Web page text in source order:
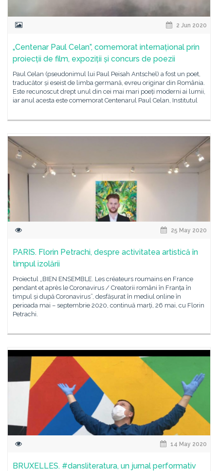
2 Jun 2020
„Centenar Paul Celan”, comemorat internațional prin
proiecții de film, expoziții și concurs de poezii
Paul Celan (pseudonimul lui Paul Peisah Antschel) a fost un poet,
traducător și eseist de limba germană, evreu originar din România.
Este recunoscut drept unul din cei mai mari poeți moderni ai lumii,
iar anul acesta este comemorat Centenarul Paul Celan, Institutul
25 May 2020
PARIS. Florin Petrachi, despre activitatea artistică în
timpul izolării
Proiectul „BIEN ENSEMBLE. Les créateurs roumains en France
pendant et après le Coronavirus / Creatorii români în Franța în
timpul și după Coronavirus”, desfășurat în mediul online în
perioada mai – septembrie 2020, continuă marți, 26 mai, cu Florin
Petrachi.
14 May 2020
BRUXELLES. #dansliteratura, un jurnal performativ